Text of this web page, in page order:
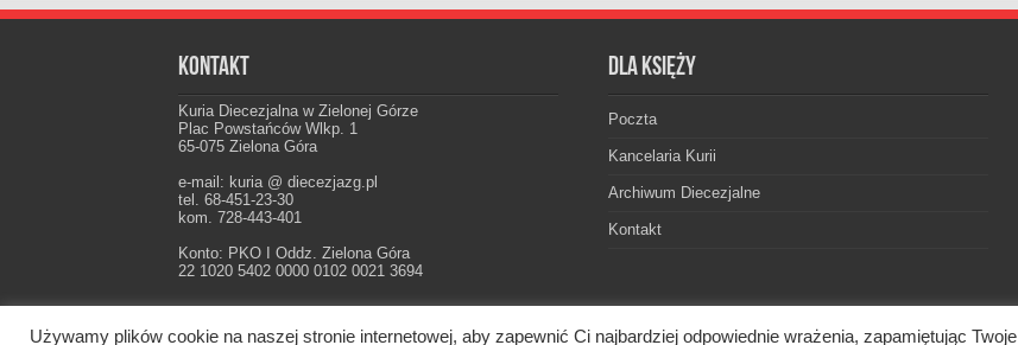
Kontakt
Kuria Diecezjalna w Zielonej Górze
Plac Powstańców Wlkp. 1
65-075 Zielona Góra
e-mail: kuria @ diecezjazg.pl
tel. 68-451-23-30
kom. 728-443-401
Konto: PKO I Oddz. Zielona Góra
22 1020 5402 0000 0102 0021 3694
Dla księży
Poczta
Kancelaria Kurii
Archiwum Diecezjalne
Kontakt
Używamy plików cookie na naszej stronie internetowej, aby zapewnić Ci najbardziej odpowiednie wrażenia, zapamiętując Twoje